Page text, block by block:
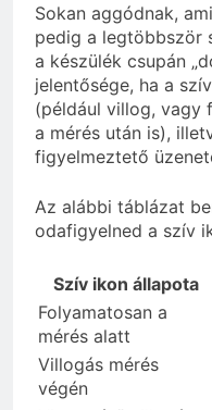
Sokan aggódnak,
pedig a legtöbbször
a készülék csupán
jelentősége, ha a
(például villog, vagy
a mérés után is),
figyelmeztető
Az alábbi táblázat
odafigyelned a szív
Szív ikon állapota
Folyamatosan a
mérés alatt
Villogás mérés
végén